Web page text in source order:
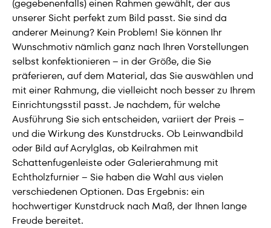
(gegebenenfalls) einen Rahmen gewählt, der aus
unserer Sicht perfekt zum Bild passt. Sie sind da
anderer Meinung? Kein Problem! Sie können Ihr
Wunschmotiv nämlich ganz nach Ihren Vorstellungen
selbst konfektionieren – in der Größe, die Sie
präferieren, auf dem Material, das Sie auswählen und
mit einer Rahmung, die vielleicht noch besser zu Ihrem
Einrichtungsstil passt. Je nachdem, für welche
Ausführung Sie sich entscheiden, variiert der Preis –
und die Wirkung des Kunstdrucks. Ob Leinwandbild
oder Bild auf Acrylglas, ob Keilrahmen mit
Schattenfugenleiste oder Galerierahmung mit
Echtholzfurnier – Sie haben die Wahl aus vielen
verschiedenen Optionen. Das Ergebnis: ein
hochwertiger Kunstdruck nach Maß, der Ihnen lange
Freude bereitet.